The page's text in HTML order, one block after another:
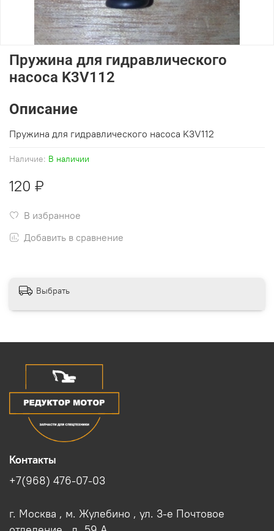
Наличие: В наличии
Пружина для гидравлического
насоса K3V112
120 ₽
В избранное
Добавить в сравнение
Описание
Пружина для гидравлического насоса K3V112
Выбрать
Контакты
+7(968) 476-07-03
г. Москва , м. Жулебино , ул. 3-е Почтовое